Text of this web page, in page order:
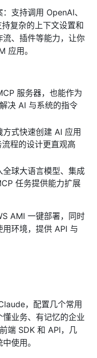
支持调用 OpenAI、
复杂的上下文设置和
、插件等能力，让你
应用。
服务器，也能作为
决 AI 与系统的指令
方式快速创建 AI 应用
程的设计更直观高
全球大语言模型、集成
任务提供能力扩展
AMI 一键部署，同时
环境，提供 API 与
，配置几个常用
业务、有记忆的企业
端 SDK 和 API，几
使用。